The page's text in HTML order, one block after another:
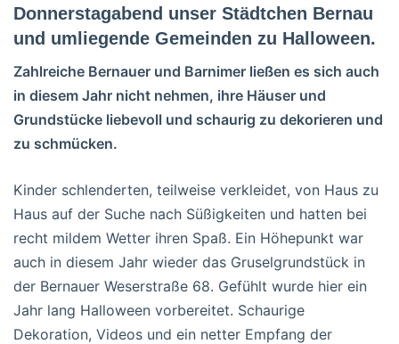
Donnerstagabend unser Städtchen Bernau
und umliegende Gemeinden zu Halloween.
Zahlreiche Bernauer und Barnimer ließen es sich auch
in diesem Jahr nicht nehmen, ihre Häuser und
Grundstücke liebevoll und schaurig zu dekorieren und
zu schmücken.
Kinder schlenderten, teilweise verkleidet, von Haus zu
Haus auf der Suche nach Süßigkeiten und hatten bei
recht mildem Wetter ihren Spaß. Ein Höhepunkt war
auch in diesem Jahr wieder das Gruselgrundstück in
der Bernauer Weserstraße 68. Gefühlt wurde hier ein
Jahr lang Halloween vorbereitet. Schaurige
Dekoration, Videos und ein netter Empfang der